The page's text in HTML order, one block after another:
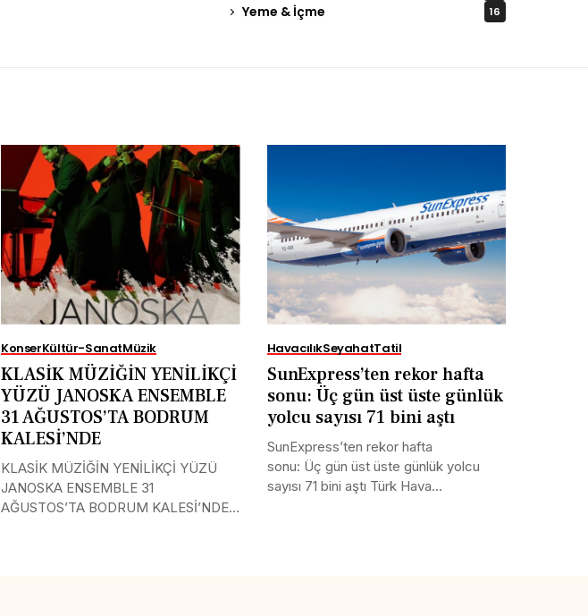
Yeme & İçme 16
KonserKültür-SanatMüzik
KLASİK MÜZİĞİN YENİLİKÇİ
YÜZÜ JANOSKA ENSEMBLE
31 AĞUSTOS’TA BODRUM
KALESİ’NDE
KLASİK MÜZİĞİN YENİLİKÇİ YÜZÜ
JANOSKA ENSEMBLE 31
AĞUSTOS’TA BODRUM KALESİ’NDE
HavacılıkSeyahatTatil
SunExpress’ten rekor hafta
sonu: Üç gün üst üste günlük
yolcu sayısı 71 bini aştı
SunExpress’ten rekor hafta
sonu: Üç gün üst üste günlük yolcu
sayısı 71 bini aştı Türk Hava...